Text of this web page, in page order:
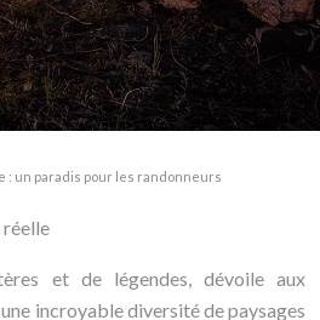
: un paradis pour les randonneurs
réelle
et de légendes, dévoile aux
incroyable diversité de paysages